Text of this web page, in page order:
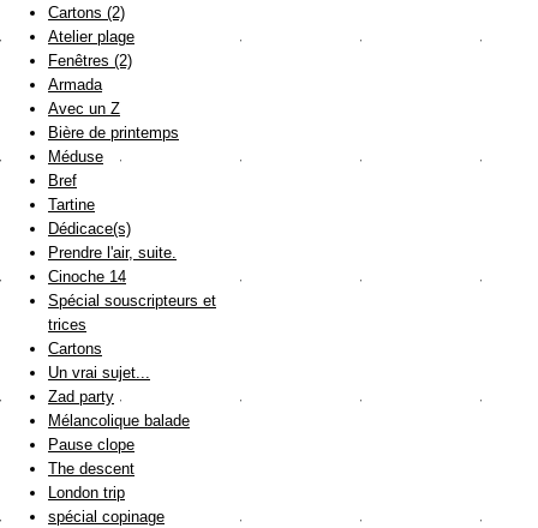
Cartons (2)
Atelier plage
Fenêtres (2)
Armada
Avec un Z
Bière de printemps
Méduse
Bref
Tartine
Dédicace(s)
Prendre l'air, suite.
Cinoche 14
Spécial souscripteurs et
trices
Cartons
Un vrai sujet...
Zad party
Mélancolique balade
Pause clope
The descent
London trip
spécial copinage